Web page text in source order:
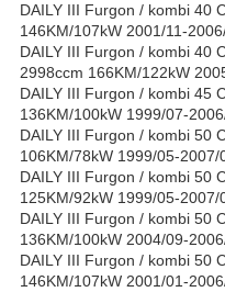
DAILY III Furgon / kombi 40
146KM/107kW 2001/11-
DAILY III Furgon / kombi 40
2998ccm 166KM/122kW
DAILY III Furgon / kombi 45
136KM/100kW 1999/07-
DAILY III Furgon / kombi 50
106KM/78kW 1999/05-2007/
DAILY III Furgon / kombi 50
125KM/92kW 1999/05-2007/
DAILY III Furgon / kombi 50
136KM/100kW 2004/09-
DAILY III Furgon / kombi 50
146KM/107kW 2001/01-